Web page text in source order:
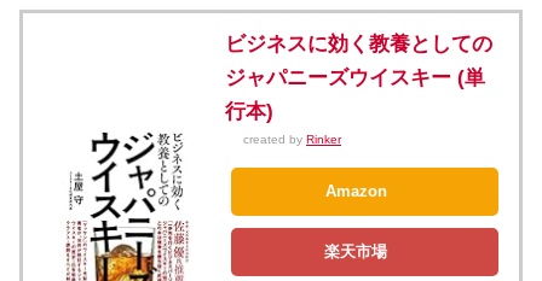
ビジネスに効く教養としての
ジャパニーズウイスキー (単
行本)
created by Rinker
Amazon
楽天市場